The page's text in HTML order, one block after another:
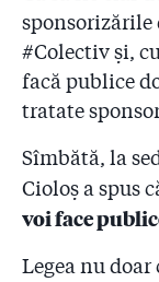
făcut pe
Belgia
2.24
#Colectiv.
am știut
explică
2.25
Piedone
comisia
#Colectiv și,
facă publice
tratate
Sîmbătă, la
Cioloș a spus
voi face
Legea nu doar